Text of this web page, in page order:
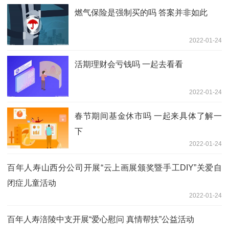
燃气保险是强制买的吗 答案并非如此
2022-01-24
活期理财会亏钱吗 一起去看看
2022-01-24
春节期间基金休市吗 一起来具体了解一
下
2022-01-24
百年人寿山西分公司开展“云上画展颁奖暨手工DIY”关爱自
闭症儿童活动
2022-01-24
百年人寿涪陵中支开展“爱心慰问 真情帮扶”公益活动